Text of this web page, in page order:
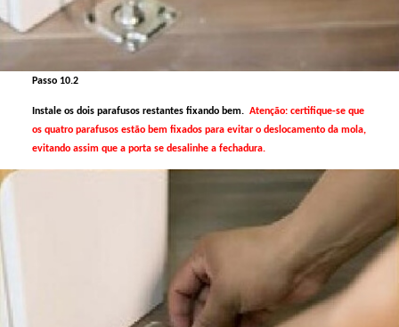
Passo 10.2
Instale os dois parafusos restantes fixando bem. Atenção: certifique-se que
os quatro parafusos estão bem fixados para evitar o deslocamento da mola,
evitando assim que a porta se desalinhe a fechadura.